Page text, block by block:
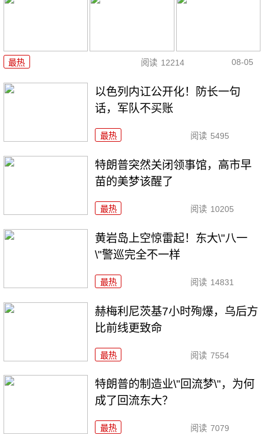
最热 阅读 12214 08-05
以色列内讧公开化！防长一句
话，军队不买账
最热 阅读 5495
特朗普突然关闭领事馆，高市早
苗的美梦该醒了
最热 阅读 10205
黄岩岛上空惊雷起！东大\"八一
\"警巡完全不一样
最热 阅读 14831
赫梅利尼茨基7小时殉爆，乌后方
比前线更致命
最热 阅读 7554
特朗普的制造业\"回流梦\"，为何
成了回流东大？
最热 阅读 7079